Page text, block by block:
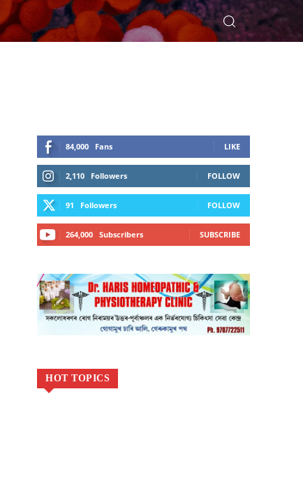
84,000 Fans LIKE
2,110 Followers FOLLOW
91 Followers FOLLOW
264,000 Subscribers SUBSCRIBE
HOT TOPICS